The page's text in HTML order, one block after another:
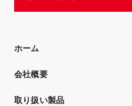
ホーム
会社概要
取り扱い製品